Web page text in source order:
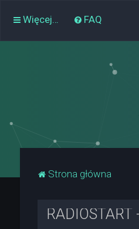
Więcej… FAQ
Strona główna